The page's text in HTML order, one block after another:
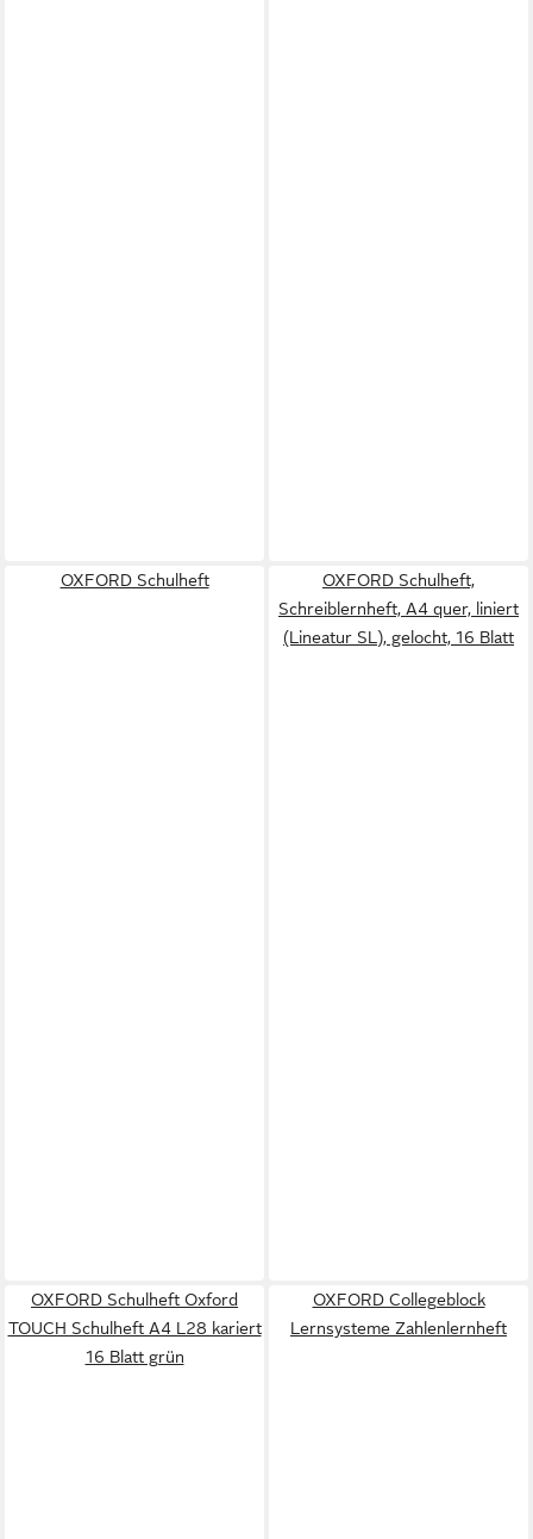
OXFORD Schulheft
OXFORD Schulheft,
Schreiblernheft, A4 quer, liniert
(Lineatur SL), gelocht, 16 Blatt
OXFORD Schulheft Oxford
TOUCH Schulheft A4 L28 kariert
16 Blatt grün
OXFORD Collegeblock
Lernsysteme Zahlenlernheft